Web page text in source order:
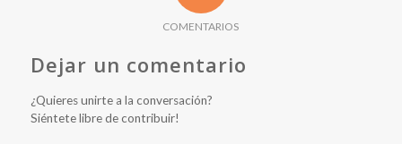
COMENTARIOS
Dejar un comentario
¿Quieres unirte a la conversación?
Siéntete libre de contribuir!